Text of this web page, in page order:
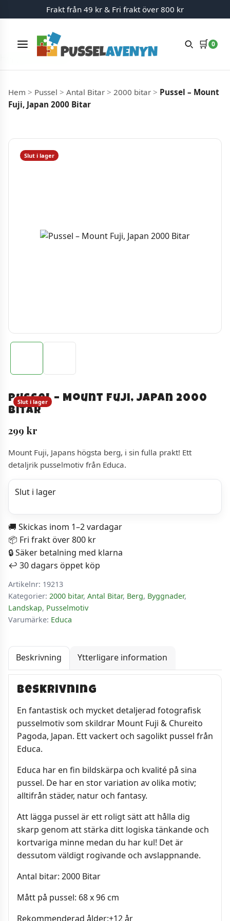
Hoppa till innehåll
Frakt från 49 kr & Fri frakt över 800 kr
Meny 🛒 0
Hem > Pussel > Antal Bitar > 2000 bitar > Pussel – Mount
Fuji, Japan 2000 Bitar
Slut i lager
Pussel – Mount Fuji, Japan 2000
Bitar
299 kr
Slut i lager
Mount Fuji, Japans högsta berg, i sin fulla prakt! Ett
detaljrik pusselmotiv från Educa.
Slut i lager
🚚 Skickas inom 1–2 vardagar
📦 Fri frakt över 800 kr
🔒 Säker betalning med klarna
↩️ 30 dagars öppet köp
Artikelnr: 19213
Kategorier: 2000 bitar, Antal Bitar, Berg, Byggnader,
Landskap, Pusselmotiv
Varumärke: Educa
Beskrivning Ytterligare information
Beskrivning
En fantastisk och mycket detaljerad fotografisk
pusselmotiv som skildrar Mount Fuji & Chureito
Pagoda, Japan. Ett vackert och sagolikt pussel från
Educa.
Educa har en fin bildskärpa och kvalité på sina
pussel. De har en stor variation av olika motiv;
alltifrån städer, natur och fantasy.
Att lägga pussel är ett roligt sätt att hålla dig
skarp genom att stärka ditt logiska tänkande och
kortvariga minne medan du har kul! Det är
dessutom väldigt rogivande och avslappnande.
Antal bitar: 2000 Bitar
Mått på pussel: 68 x 96 cm
Rekommenderad ålder:+12 år